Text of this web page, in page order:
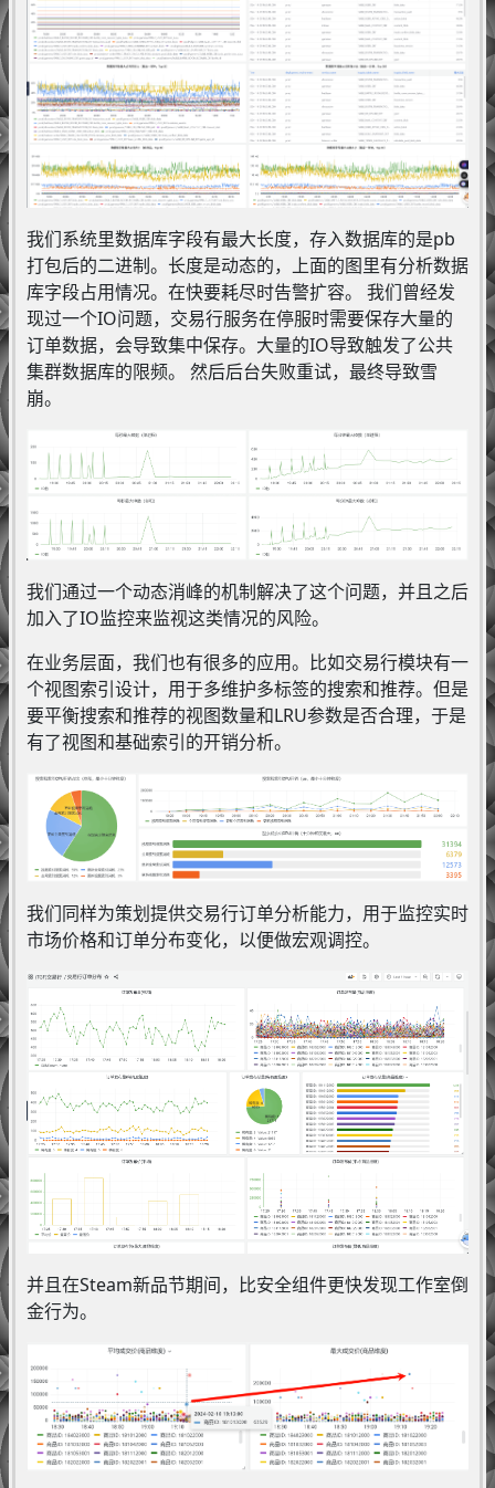
我们系统里数据库字段有最大长度，存入数据库的是pb
打包后的二进制。长度是动态的，上面的图里有分析数据
库字段占用情况。在快要耗尽时告警扩容。 我们曾经发
现过一个IO问题，交易行服务在停服时需要保存大量的
订单数据，会导致集中保存。大量的IO导致触发了公共
集群数据库的限频。 然后后台失败重试，最终导致雪
崩。
我们通过一个动态消峰的机制解决了这个问题，并且之后
加入了IO监控来监视这类情况的风险。
在业务层面，我们也有很多的应用。比如交易行模块有一
个视图索引设计，用于多维护多标签的搜索和推荐。但是
要平衡搜索和推荐的视图数量和LRU参数是否合理，于是
有了视图和基础索引的开销分析。
我们同样为策划提供交易行订单分析能力，用于监控实时
市场价格和订单分布变化，以便做宏观调控。
并且在Steam新品节期间，比安全组件更快发现工作室倒
金行为。